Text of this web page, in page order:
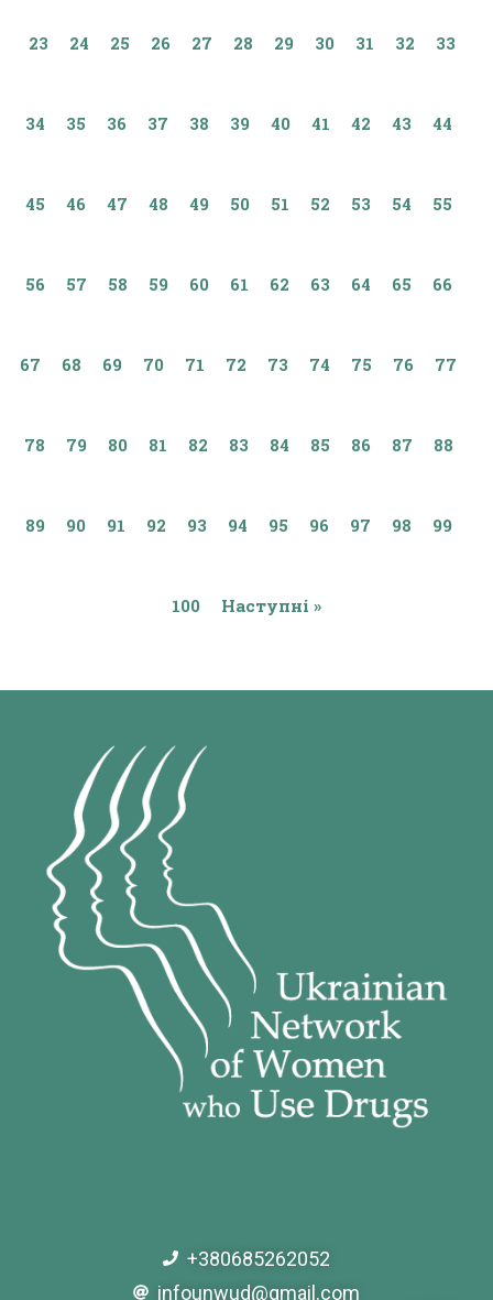
23 24 25 26 27 28 29 30 31 32 33
34 35 36 37 38 39 40 41 42 43 44
45 46 47 48 49 50 51 52 53 54 55
56 57 58 59 60 61 62 63 64 65 66
67 68 69 70 71 72 73 74 75 76 77
78 79 80 81 82 83 84 85 86 87 88
89 90 91 92 93 94 95 96 97 98 99
100 Наступні »
+380685262052
infounwud@gmail.com